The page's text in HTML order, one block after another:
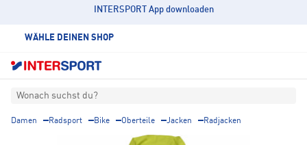
INTERSPORT App downloaden
WÄHLE DEINEN SHOP
Wonach suchst du?
Damen Radsport Bike Oberteile Jacken Radjacken